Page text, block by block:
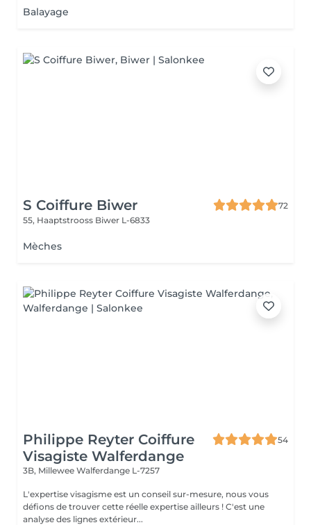
Balayage
S Coiffure Biwer
72
55, Haaptstrooss Biwer L-6833
Mèches
Philippe Reyter Coiffure
Visagiste Walferdange
54
3B, Millewee Walferdange L-7257
L'expertise visagisme est un conseil sur-mesure, nous vous
défions de trouver cette réelle expertise ailleurs ! C'est une
analyse des lignes extérieur...